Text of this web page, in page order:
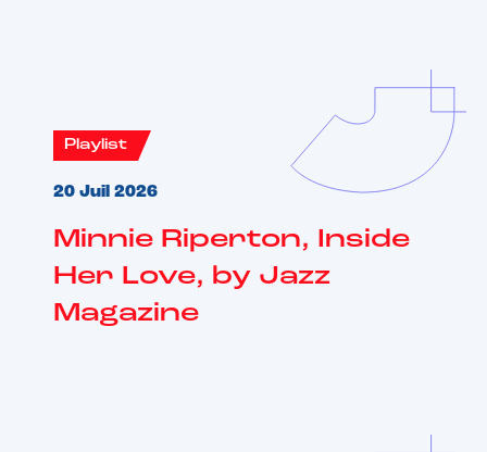
Playlist
20 Juil 2026
Minnie Riperton, Inside
Her Love, by Jazz
Magazine